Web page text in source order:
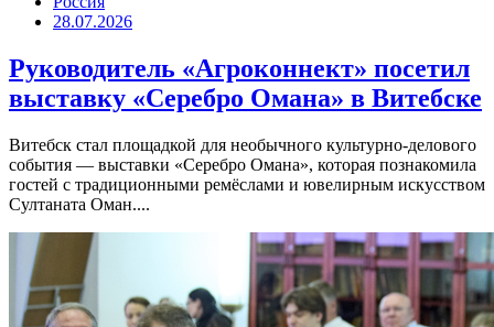
28.07.2026
Руководитель «Агроконнект» посетил
выставку «Серебро Омана» в Витебске
Витебск стал площадкой для необычного культурно-делового
события — выставки «Серебро Омана», которая познакомила
гостей с традиционными ремёслами и ювелирным искусством
Султаната Оман....